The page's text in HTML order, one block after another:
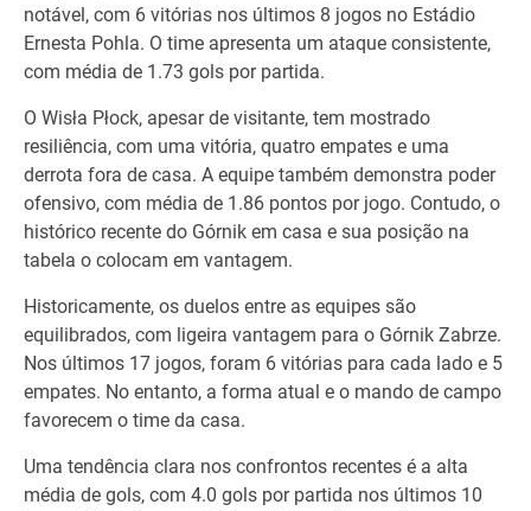
notável, com 6 vitórias nos últimos 8 jogos no Estádio
Ernesta Pohla. O time apresenta um ataque consistente,
com média de 1.73 gols por partida.
O Wisła Płock, apesar de visitante, tem mostrado
resiliência, com uma vitória, quatro empates e uma
derrota fora de casa. A equipe também demonstra poder
ofensivo, com média de 1.86 pontos por jogo. Contudo, o
histórico recente do Górnik em casa e sua posição na
tabela o colocam em vantagem.
Historicamente, os duelos entre as equipes são
equilibrados, com ligeira vantagem para o Górnik Zabrze.
Nos últimos 17 jogos, foram 6 vitórias para cada lado e 5
empates. No entanto, a forma atual e o mando de campo
favorecem o time da casa.
Uma tendência clara nos confrontos recentes é a alta
média de gols, com 4.0 gols por partida nos últimos 10